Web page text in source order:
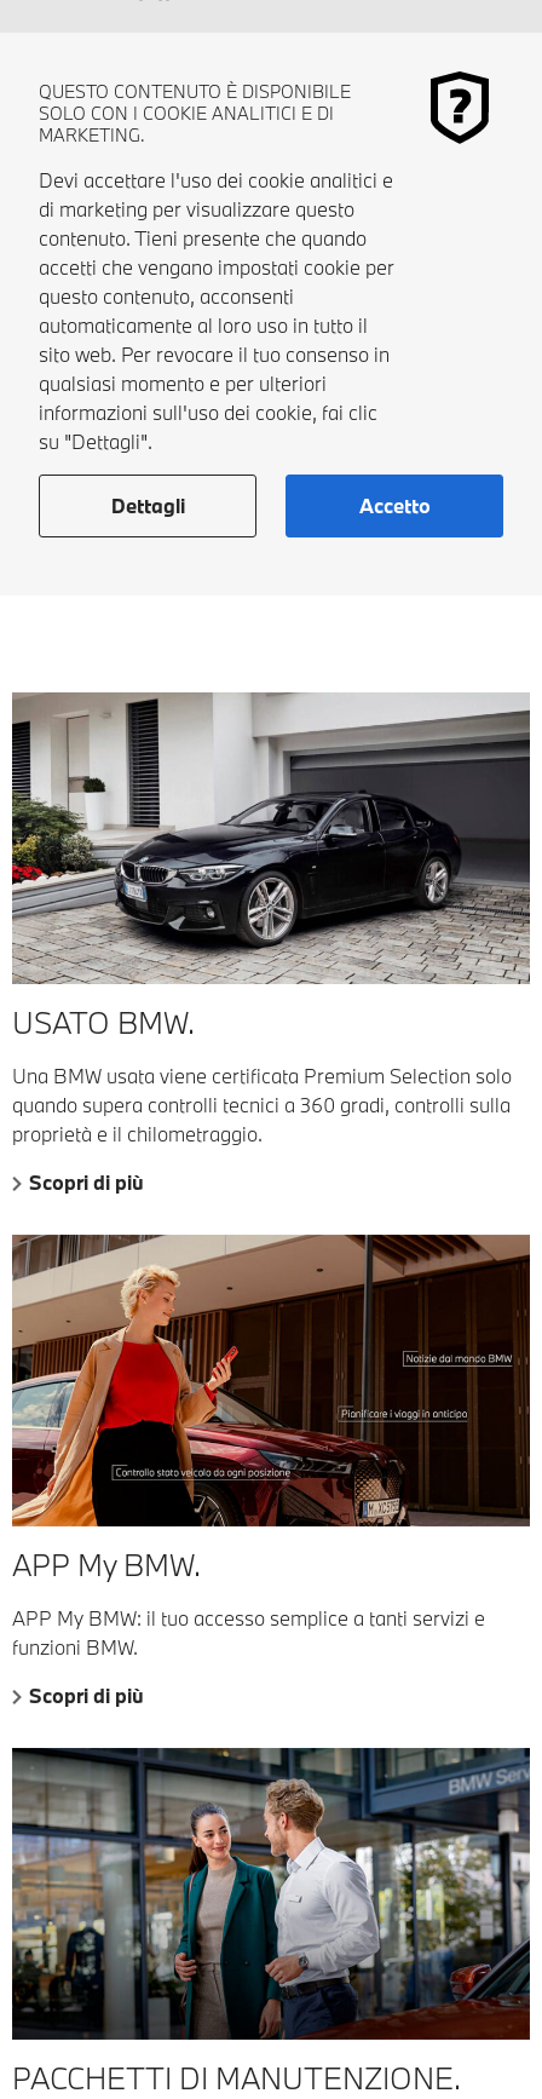
QUESTO CONTENUTO È DISPONIBILE
SOLO CON I COOKIE ANALITICI E DI
MARKETING.
Devi accettare l'uso dei cookie analitici e
di marketing per visualizzare questo
contenuto. Tieni presente che quando
accetti che vengano impostati cookie per
questo contenuto, acconsenti
automaticamente al loro uso in tutto il
sito web. Per revocare il tuo consenso in
qualsiasi momento e per ulteriori
informazioni sull'uso dei cookie, fai clic
su "Dettagli".
Dettagli Accetto
USATO BMW.
Una BMW usata viene certificata Premium Selection solo
quando supera controlli tecnici a 360 gradi, controlli sulla
proprietà e il chilometraggio.
Scopri di più
APP My BMW.
APP My BMW: il tuo accesso semplice a tanti servizi e
funzioni BMW.
Scopri di più
PACCHETTI DI MANUTENZIONE.